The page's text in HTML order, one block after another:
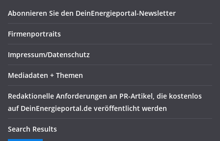
Abonnieren Sie den DeinEnergieportal-Newsletter
Firmenportraits
Impressum/Datenschutz
Mediadaten + Themen
Redaktionelle Anforderungen an PR-Artikel, die kostenlos
auf DeinEnergieportal.de veröffentlicht werden
Search Results